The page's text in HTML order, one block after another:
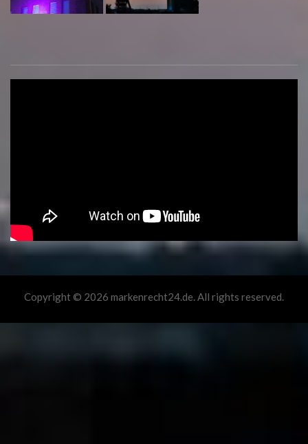
Copyright © 2026 markenrecht24.de. All rights reserved.